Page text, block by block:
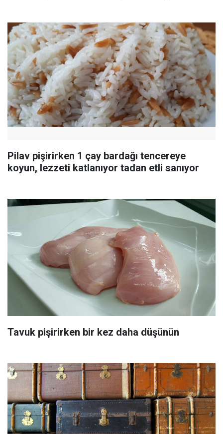
Pilav pişirirken 1 çay bardağı tencereye
koyun, lezzeti katlanıyor tadan etli sanıyor
Tavuk pişirirken bir kez daha düşünün